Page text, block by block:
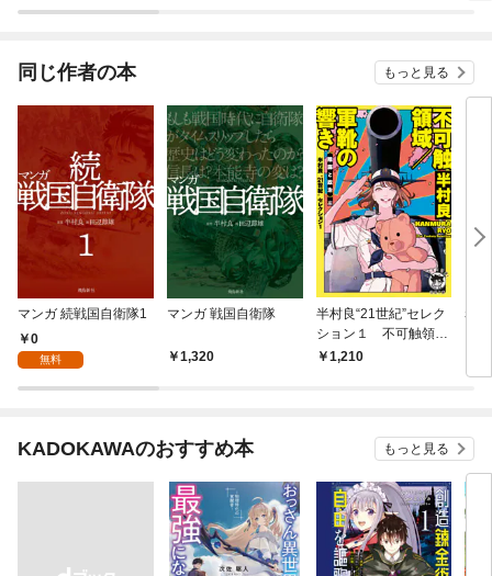
同じ作者の本 もっと見る
マンガ 続戦国自衛隊1
0
無料
マンガ 戦国自衛隊
1,320
半村良“21世紀”セレク
ション１ 不可触領域
／軍靴の響き 【陰謀
1,210
赤
KADOKAWAのおすすめ本 もっと見る